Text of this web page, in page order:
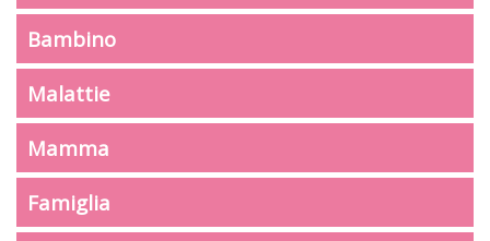
Bambino
Malattie
Mamma
Famiglia